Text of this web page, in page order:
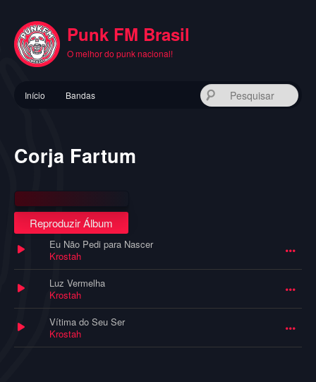
conteúdo
principal
Punk FM Brasil
O melhor do punk nacional!
principal
Início Bandas
Corja Fartum
Reproduzir Álbum
Eu Não Pedi para Nascer
Krostah
Luz Vermelha
Krostah
Vítima do Seu Ser
Krostah